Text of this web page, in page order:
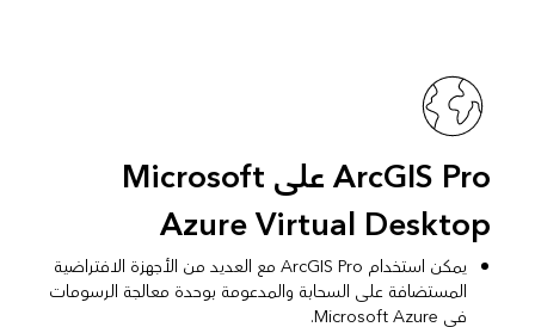
ArcGIS Pro على Microsoft
Azure Virtual Desktop
يمكن استخدام ArcGIS Pro مع العديد من الأجهزة الافتراضية
المستضافة على السحابة والمدعومة بوحدة معالجة الرسومات
في Microsoft Azure.